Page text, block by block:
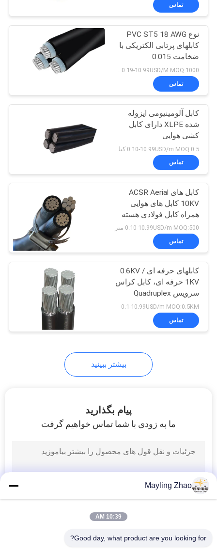
نقشه
سایت
سیاست
حفظ
حریم
خصوصی
تماس
نوع PVC ST5 18 AWG
کابلهای پرتابی الکتریکی با
ضخامت 0.015
تماس
کابل آلومینیومی ایزوله
شده XLPE دارای کابل
کشی هوایی
تماس
کابل های ACSR Aerial
10KV کابل های هوایی
همراه کابل فولادی هسته
آلومینیوم XLPE عایق
0.10-10.99USD/m MOQ:500 متر
تماس
کابلهای حرفه ای 0.6KV /
1KV حرفه ای، کابل کراس
سرویس Quadruplex
0.1-10.99USD/m MOQ:0.5KM
تماس
بیشتر ببینید
پیام بگذارید
ما به زودی با شما تماس خواهیم گرفت
Mayling Zhao
10:39 AM
Good day, what product are you looking for?